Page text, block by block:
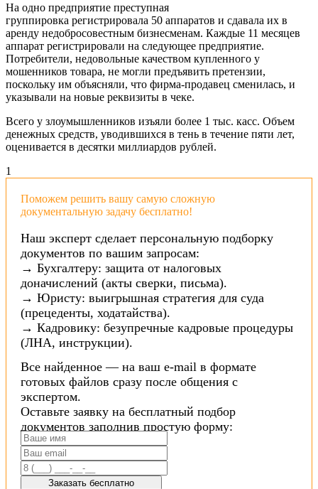
На одно предприятие преступная
группировка регистрировала 50 аппаратов и сдавала их в
аренду недобросовестным бизнесменам. Каждые 11 месяцев
аппарат регистрировали на следующее предприятие.
Потребители, недовольные качеством купленного у
мошенников товара, не могли предъявить претензии,
поскольку им объясняли, что фирма-продавец сменилась, и
указывали на новые реквизиты в чеке.
Всего у злоумышленников изъяли более 1 тыс. касс. Объем
денежных средств, уводившихся в тень в течение пяти лет,
оценивается в десятки миллиардов рублей.
1
Поможем решить вашу самую сложную
документальную задачу бесплатно!
Наш эксперт сделает персональную подборку
документов по вашим запросам:
→ Бухгалтеру: защита от налоговых
доначислений (акты сверки, письма).
→ Юристу: выигрышная стратегия для суда
(прецеденты, ходатайства).
→ Кадровику: безупречные кадровые процедуры
(ЛНА, инструкции).
Все найденное — на ваш e-mail в формате
готовых файлов сразу после общения с
экспертом.
Оставьте заявку на бесплатный подбор
документов заполнив простую форму:
Заказать бесплатно